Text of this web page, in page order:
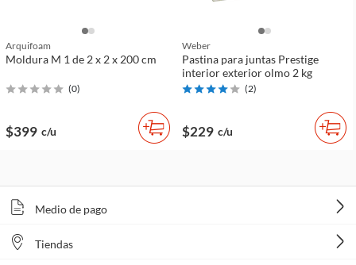
Arquifoam
Moldura M 1 de 2 x 2 x 200 cm
(0)
$399 c/u
Weber
Pastina para juntas Prestige
interior exterior olmo 2 kg
(2)
$229 c/u
Medio de pago
Tiendas